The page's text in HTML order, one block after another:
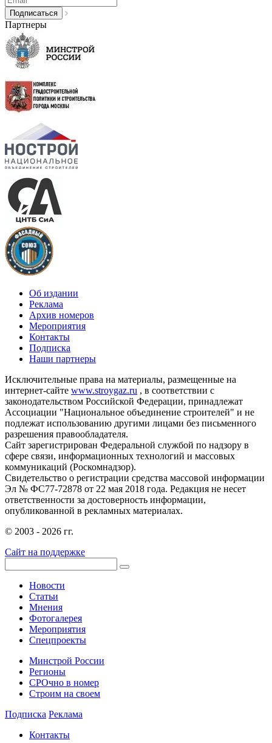
Партнеры
Об издании
Реклама
Архив номеров
Мероприятия
Контакты
Подписка
Наши партнеры
Исключительные права на материалы, размещенные на
интернет-сайте www.stroygaz.ru , в соответствии с
законодательством Российской Федерации, принадлежат
Ассоциации "Национальное объединение строителей" и не
подлежат использованию другими лицами без письменного
разрешения правообладателя.
Сайт зарегистрирован Федеральной службой по надзору в
сфере связи, информационных технологий и массовых
коммуникаций (Роскомнадзор).
Свидетельство о регистрации средства массовой информации
Эл № ФС77-72878 от 22 мая 2018 года. Редакция не несет
ответственности за достоверность информации,
опубликованной в рекламных материалах.
© 2003 - 2026 гг.
Сайт на поддержке
Новости
Статьи
Мнения
Фотогалерея
Мероприятия
Спецпроекты
Минстрой России
Регионы
СРОчно в номер
Строим на своем
Подписка Реклама
Контакты